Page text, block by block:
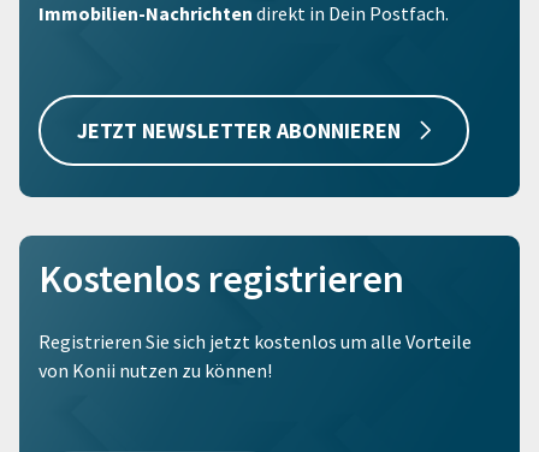
Immobilien-Nachrichten direkt in Dein Postfach.
JETZT NEWSLETTER ABONNIEREN
Kostenlos registrieren
Registrieren Sie sich jetzt kostenlos um alle Vorteile
von Konii nutzen zu können!